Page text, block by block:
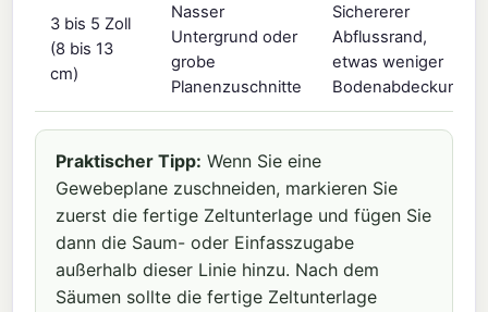
3 bis 5 Zoll
(8 bis 13
cm)
Nasser
Untergrund oder
grobe
Planenzuschnitte
Sichererer
Abflussrand,
etwas weniger
Bodenabdeckung.
Praktischer Tipp: Wenn Sie eine
Gewebeplane zuschneiden, markieren Sie
zuerst die fertige Zeltunterlage und fügen Sie
dann die Saum- oder Einfasszugabe
außerhalb dieser Linie hinzu. Nach dem
Säumen sollte die fertige Zeltunterlage